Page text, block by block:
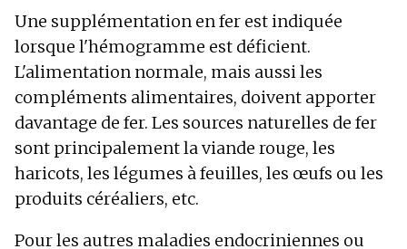
Une supplémentation en fer est indiquée
lorsque l'hémogramme est déficient.
L'alimentation normale, mais aussi les
compléments alimentaires, doivent apporter
davantage de fer. Les sources naturelles de fer
sont principalement la viande rouge, les
haricots, les légumes à feuilles, les œufs ou les
produits céréaliers, etc.
Pour les autres maladies endocriniennes ou